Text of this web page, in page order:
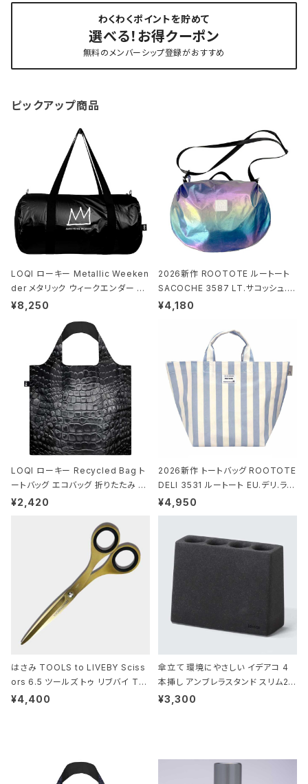
わくわくポイントを貯めて
選べる！お得クーポン
無料のメンバーシップ登録がおすすめ
ピックアップ商品
LOQI ローキー Metallic Weeken
der メタリック ウィークエンダー ボ
ストンバッグ ショルダーバッグ JEAN
ck ジャン=ミッシェル・バスキア/クラ
ウン ブラック
¥8,250
2026新作 ROOTOTE ルートート
SACOCHE 3587 LT.サコッシュ.ル
ミエ-B ショルダーバッグ グロスネイ
¥4,180
LOQI ローキー Recycled Bag ト
ートバッグ エコバッグ 折りたたみ 大
きめ 撥水加工 収納ポーチ CROCO
¥2,420
2026新作 トートバッグ ROOTOTE
DELI 3531 ルートート EU.デリ.ラミ
ネート-W サックス・ホワイト
¥4,950
はさみ TOOLS to LIVEBY Sciss
ors 6.5 ツールズ トゥ リブバイ TL
010 シザーズ 6.5 ゴールド
¥4,400
傘立て 環境にやさしい イデアコ 4
本挿し アンブレラスタンド スリム2 i
deaco Umbrella Stand slim2 s
¥3,300